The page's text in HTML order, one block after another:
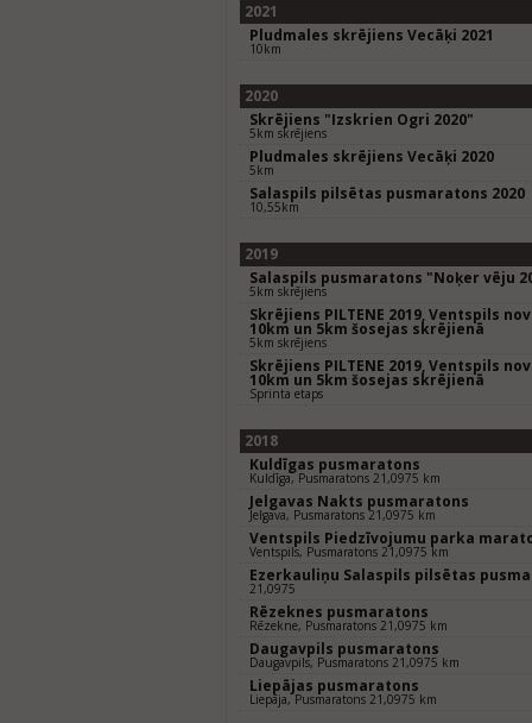
2021
Pludmales skrējiens Vecāķi 2021
10km
2020
Skrējiens "Izskrien Ogri 2020"
5km skrējiens
Pludmales skrējiens Vecāķi 2020
5km
Salaspils pilsētas pusmaratons 2020
10,55km
2019
Salaspils pusmaratons "Noķer vēju
5km skrējiens
Skrējiens PILTENE 2019, Ventspils
10km un 5km šosejas skrējienā
5km skrējiens
Skrējiens PILTENE 2019, Ventspils
10km un 5km šosejas skrējienā
Sprinta etaps
2018
Kuldīgas pusmaratons
Kuldīga, Pusmaratons 21,0975 km
Jelgavas Nakts pusmaratons
Jelgava, Pusmaratons 21,0975 km
Ventspils Piedzīvojumu parka
Ventspils, Pusmaratons 21,0975 km
Ezerkauliņu Salaspils pilsētas
21,0975
Rēzeknes pusmaratons
Rēzekne, Pusmaratons 21,0975 km
Daugavpils pusmaratons
Daugavpils, Pusmaratons 21,0975 km
Liepājas pusmaratons
Liepāja, Pusmaratons 21,0975 km